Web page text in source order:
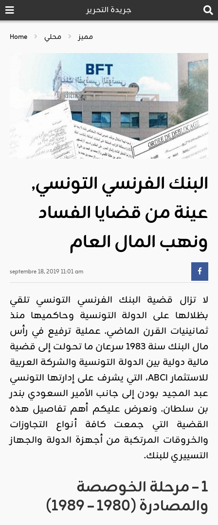
جريدة التحرير
Home مميز محلي
البنك الفرنسي التونسي,
عينة من قضايا الفساد
ونهب المال العام
septembre 18, 2019 11:01 am
لا تزال قضية البنك الفرنسي التونسي تلقي
بظلالها على الدولة التونسية وحاكميها منذ
ثمانينيات القرن الماضي. عملية ترفيع في رأس
مال البنك سنة 1983 سرعان ما تحولت إلى قضية
مالية دولية بين الدولة التونسية والشركة العربية
للاستثمار ABCI، التي يشرف على إدارتها التونسي
عبد المجيد بودن إلى جانب الأمير السعودي بندر
بن سلطان. ونعرض عليكم أهم تفاصيل هذه
القضية التي جمعت كافة أنواع التجاوزات
والخروقات المرتكبة من أجهزة الدولة والجهاز
التسييري للبنك.
1 – مرحلة الخوصصة
والمصادرة (1980 – 1989)